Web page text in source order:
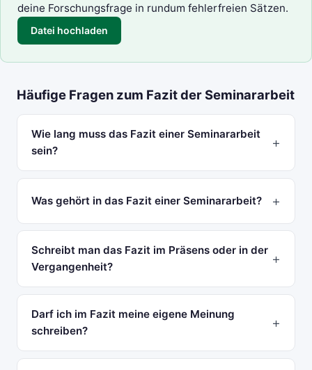
deine Forschungsfrage in rundum fehlerfreien Sätzen.
Datei hochladen
Häufige Fragen zum Fazit der Seminararbeit
Wie lang muss das Fazit einer Seminararbeit
sein?
Was gehört in das Fazit einer Seminararbeit?
Schreibt man das Fazit im Präsens oder in der
Vergangenheit?
Darf ich im Fazit meine eigene Meinung
schreiben?